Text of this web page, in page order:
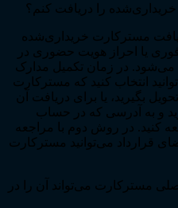
را دریافت کنم؟
دریافت مسترکارت خریداری‌شده
یا احراز هویت حضوری در
می‌شود. در زمان تکمیل مدارک
انتخاب کنید که مسترکارت
بگیرید، یا برای دریافت آن
و به آدرسی که در حساب
کنید. در روش دوم با مراجعه
قرارداد می‌توانید مسترکارت
مسترکارت می‌تواند آن را در